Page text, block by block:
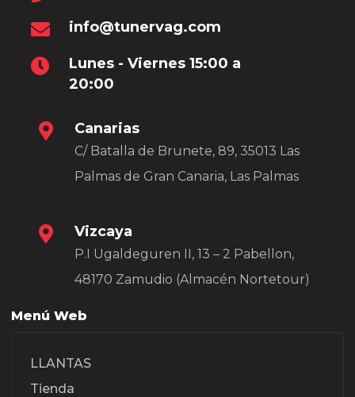
info@tunervag.com
Lunes - Viernes 15:00 a
20:00
Canarias
C/ Batalla de Brunete, 89, 35013 Las
Palmas de Gran Canaria, Las Palmas
Vizcaya
P.I Ugaldeguren II, 13 – 2 Pabellon,
48170 Zamudio (Almacén Nortetour)
Menú Web
LLANTAS
Tienda